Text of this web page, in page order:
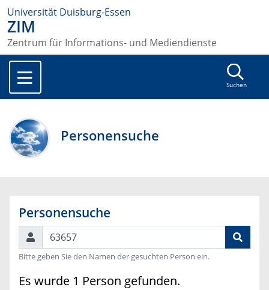
Universität Duisburg-Essen
ZIM
Zentrum für Informations- und Mediendienste
Suchen
Personensuche
Personensuche
Suchen
Bitte geben Sie den Namen der gesuchten Person ein.
Es wurde 1 Person gefunden.